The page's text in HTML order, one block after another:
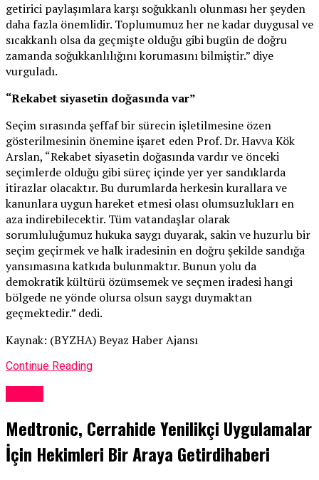
getirici paylaşımlara karşı soğukkanlı olunması her şeyden
daha fazla önemlidir. Toplumumuz her ne kadar duygusal ve
sıcakkanlı olsa da geçmişte olduğu gibi bugün de doğru
zamanda soğukkanlılığını korumasını bilmiştir.” diye
vurguladı.
“Rekabet siyasetin doğasında var”
Seçim sırasında şeffaf bir sürecin işletilmesine özen
gösterilmesinin önemine işaret eden Prof. Dr. Havva Kök
Arslan, “Rekabet siyasetin doğasında vardır ve önceki
seçimlerde olduğu gibi süreç içinde yer yer sandıklarda
itirazlar olacaktır. Bu durumlarda herkesin kurallara ve
kanunlara uygun hareket etmesi olası olumsuzlukları en
aza indirebilecektir. Tüm vatandaşlar olarak
sorumluluğumuz hukuka saygı duyarak, sakin ve huzurlu bir
seçim geçirmek ve halk iradesinin en doğru şekilde sandığa
yansımasına katkıda bulunmaktır. Bunun yolu da
demokratik kültürü özümsemek ve seçmen iradesi hangi
bölgede ne yönde olursa olsun saygı duymaktan
geçmektedir.” dedi.
Kaynak: (BYZHA) Beyaz Haber Ajansı
Continue Reading
Medtronic, Cerrahide Yenilikçi Uygulamalar
İçin Hekimleri Bir Araya Getirdihaberi